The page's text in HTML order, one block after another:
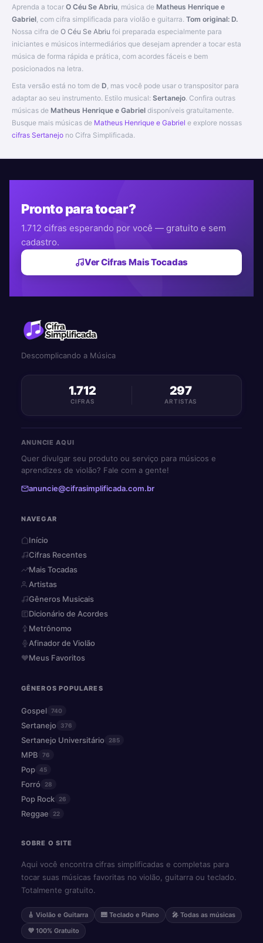
Aprenda a tocar O Céu Se Abriu , música de Matheus Henrique e
Gabriel , com cifra simplificada para violão e guitarra. Tom original: D.
Nossa cifra de O Céu Se Abriu foi preparada especialmente para
iniciantes e músicos intermediários que desejam aprender a tocar esta
música de forma rápida e prática, com acordes fáceis e bem
posicionados na letra.
Esta versão está no tom de D , mas você pode usar o transpositor para
adaptar ao seu instrumento. Estilo musical: Sertanejo. Confira outras
músicas de Matheus Henrique e Gabriel disponíveis gratuitamente.
Busque mais músicas de Matheus Henrique e Gabriel e explore nossas
cifras Sertanejo no Cifra Simplificada.
Pronto para tocar?
1.712 cifras esperando por você — gratuito e sem
cadastro.
Ver Cifras Mais Tocadas
Descomplicando a Música
1.712
CIFRAS
297
ARTISTAS
ANUNCIE AQUI
Quer divulgar seu produto ou serviço para músicos e
aprendizes de violão? Fale com a gente!
anuncie@cifrasimplificada.com.br
NAVEGAR
Início
Cifras Recentes
Mais Tocadas
Artistas
Gêneros Musicais
Dicionário de Acordes
Metrônomo
Afinador de Violão
Meus Favoritos
GÊNEROS POPULARES
Gospel 740
Sertanejo 376
Sertanejo Universitário 285
MPB 76
Pop 45
Forró 28
Pop Rock 26
Reggae 22
SOBRE O SITE
Aqui você encontra cifras simplificadas e completas para
tocar suas músicas favoritas no violão, guitarra ou teclado.
Totalmente gratuito.
🎸 Violão e Guitarra 🎹 Teclado e Piano
🎤 Todas as músicas
💜 100% Gratuito